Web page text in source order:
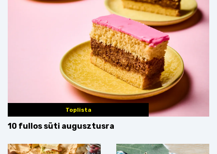
Toplista
10 fullos süti augusztusra